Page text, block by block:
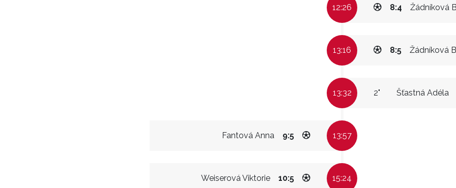
12:26 Žádníková
8:4
13:16 Žádníková
8:5
13:32 Šťastná Adéla
2"
Fantová Anna 9:5 13:57
Weiserová Viktorie 10:5 15:24